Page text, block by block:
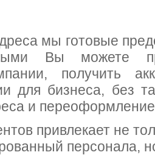
мы готовые
Вы можете
получить
для бизнеса, без
и
привлекает не
персонала,